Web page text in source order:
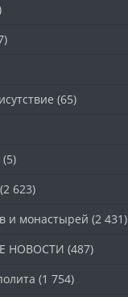
(65)
(5)
(2 623)
и монастырей (2 431)
НОВОСТИ (487)
(1 754)